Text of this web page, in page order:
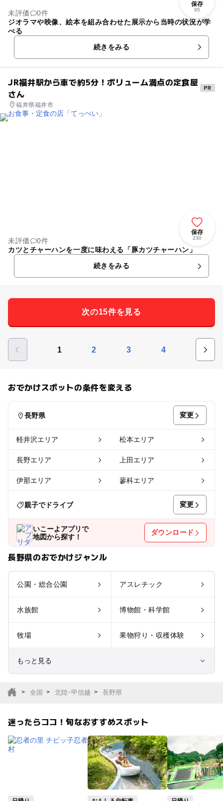
保存
95
未評価
0件
ジオラマや映像、絵本を組み合わせた展示から当時の状況が学
べる
続きをみる
JR福井駅から車で約5分！ボリューム満点の定食屋
さん
福井県福井市
保存
230
未評価
0件
カツとチャーハンを一度に味わえる「豚カツチャーハン」
続きをみる
次の15件を見る
1 2 3 4
おでかけスポットの条件を変える
長野県 変更
軽井沢エリア 松本エリア
長野エリア 上田エリア
伊那エリア 蓼科エリア
親子でドライブ 変更
いこーよアプリで
地図から探す！
ダウンロード
長野県のおでかけジャンル
公園・総合公園 アスレチック
水族館 博物館・科学館
牧場 果物狩り・収穫体験
もっと見る
サファリパーク
植物園・フラワーパー
ク
バーベキュー
釣り 自然景観
全国 北陸･甲信越 長野県
迷ったらココ！旬なおすすめスポット